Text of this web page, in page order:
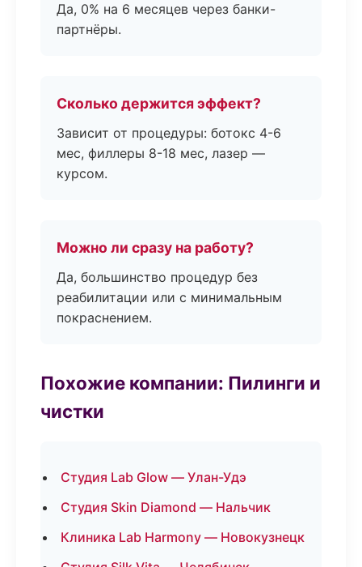
Да, 0% на 6 месяцев через банки-
партнёры.
Сколько держится эффект?
Зависит от процедуры: ботокс 4-6
мес, филлеры 8-18 мес, лазер —
курсом.
Можно ли сразу на работу?
Да, большинство процедур без
реабилитации или с минимальным
покраснением.
Похожие компании: Пилинги и
чистки
Студия Lab Glow — Улан-Удэ
Студия Skin Diamond — Нальчик
Клиника Lab Harmony — Новокузнецк